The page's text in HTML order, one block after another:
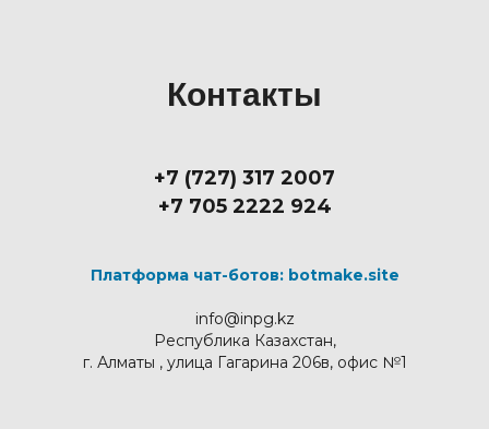
Контакты
+7 (727) 317 2007
+7 705 2222 924
Платформа чат-ботов: botmake.site
info@inpg.kz
Республика Казахстан,
г. Алматы , улица Гагарина 206в, офис №1